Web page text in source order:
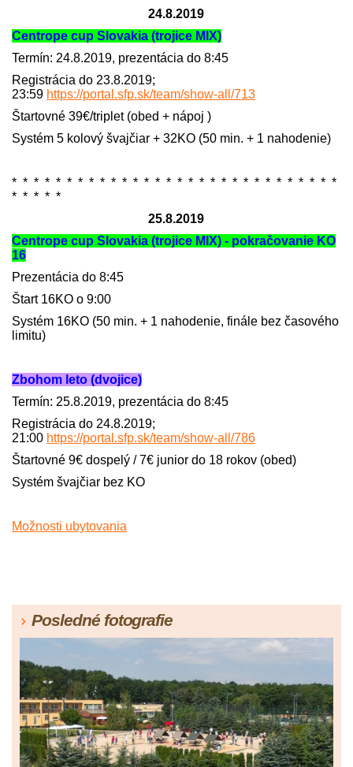
24.8.2019
Centrope cup Slovakia (trojice MIX)
Termín: 24.8.2019, prezentácia do 8:45
Registrácia do 23.8.2019;
23:59 https://portal.sfp.sk/team/show-all/713
Štartovné 39€/triplet (obed + nápoj )
Systém 5 kolový švajčiar + 32KO (50 min. + 1 nahodenie)
* * * * * * * * * * * * * * * * * * * * * * * * * * * * * *
* * * * *
25.8.2019
Centrope cup Slovakia (trojice MIX) - pokračovanie KO
16
Prezentácia do 8:45
Štart 16KO o 9:00
Systém 16KO (50 min. + 1 nahodenie, finále bez časového
limitu)
Zbohom leto (dvojice)
Termín: 25.8.2019, prezentácia do 8:45
Registrácia do 24.8.2019;
21:00 https://portal.sfp.sk/team/show-all/786
Štartovné 9€ dospelý / 7€ junior do 18 rokov (obed)
Systém švajčiar bez KO
Možnosti ubytovania
Posledné fotografie